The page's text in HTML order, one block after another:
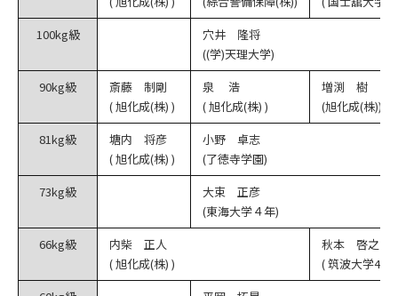
100kg級
穴井 隆将
((学)天理大学)
90kg級
斎藤 制剛
( 旭化成(株) )
泉 浩
( 旭化成(株) )
増渕 樹
(旭化成(株))
81kg級
塘内 将彦
( 旭化成(株) )
小野 卓志
(了徳寺学園)
73kg級
大束 正彦
(東海大学４年)
66kg級
内柴 正人
( 旭化成(株) )
秋本 啓之
( 筑波大学4年 )